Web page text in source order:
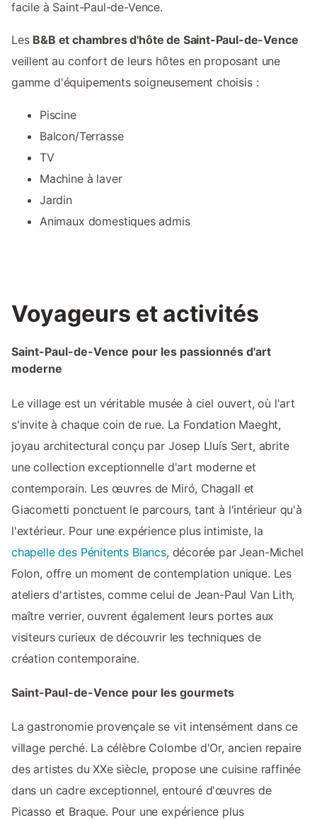
facile à Saint-Paul-de-Vence.
Les B&B et chambres d'hôte de Saint-Paul-de-Vence
veillent au confort de leurs hôtes en proposant une
gamme d'équipements soigneusement choisis :
Piscine
Balcon/Terrasse
TV
Machine à laver
Jardin
Animaux domestiques admis
Voyageurs et activités
Saint-Paul-de-Vence pour les passionnés d'art
moderne
Le village est un véritable musée à ciel ouvert, où l'art
s'invite à chaque coin de rue. La Fondation Maeght,
joyau architectural conçu par Josep Lluís Sert, abrite
une collection exceptionnelle d'art moderne et
contemporain. Les œuvres de Miró, Chagall et
Giacometti ponctuent le parcours, tant à l'intérieur qu'à
l'extérieur. Pour une expérience plus intimiste, la
chapelle des Pénitents Blancs, décorée par Jean-Michel
Folon, offre un moment de contemplation unique. Les
ateliers d'artistes, comme celui de Jean-Paul Van Lith,
maître verrier, ouvrent également leurs portes aux
visiteurs curieux de découvrir les techniques de
création contemporaine.
Saint-Paul-de-Vence pour les gourmets
La gastronomie provençale se vit intensément dans ce
village perché. La célèbre Colombe d'Or, ancien repaire
des artistes du XXe siècle, propose une cuisine raffinée
dans un cadre exceptionnel, entouré d'œuvres de
Picasso et Braque. Pour une expérience plus